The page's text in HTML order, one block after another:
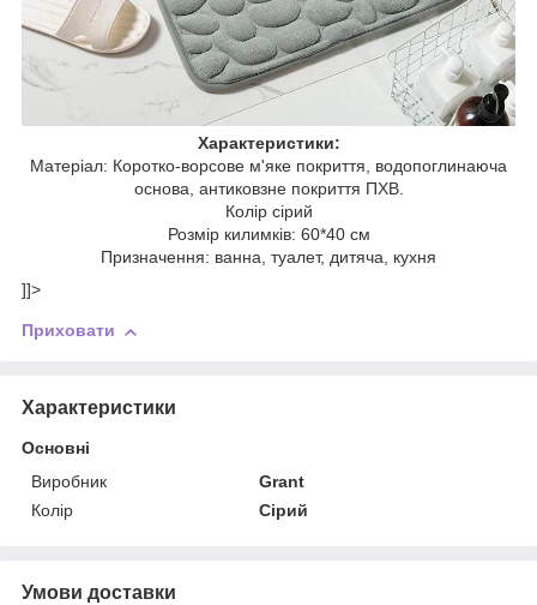
Характеристики:
Матеріал: Коротко-ворсове м'яке покриття, водопоглинаюча
основа, антиковзне покриття ПХВ.
Колір сірий
Розмір килимків: 60*40 см
Призначення: ванна, туалет, дитяча, кухня
]]>
Приховати
Характеристики
Основні
Виробник
Grant
Колір
Сірий
Умови доставки